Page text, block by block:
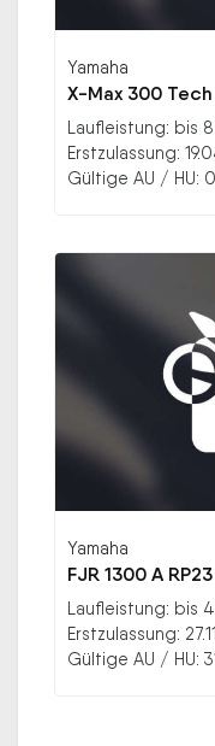
Yamaha
X-Max 300 Tech
Laufleistung: bis
Erstzulassung:
Gültige AU / HU:
Yamaha
FJR 1300 A RP23
Laufleistung: bis
Erstzulassung:
Gültige AU / HU: